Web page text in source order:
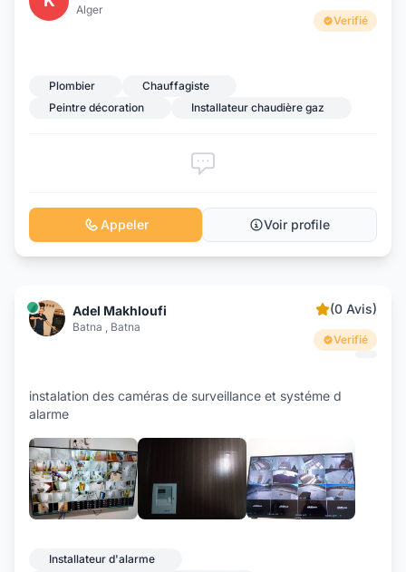
Alger
Verifié
Plombier
Chauffagiste
Peintre décoration
Installateur chaudière gaz
Appeler Voir profile
Adel Makhloufi
Batna , Batna
(0 Avis)
Verifié
instalation des caméras de surveillance et systéme d
alarme
Installateur d'alarme